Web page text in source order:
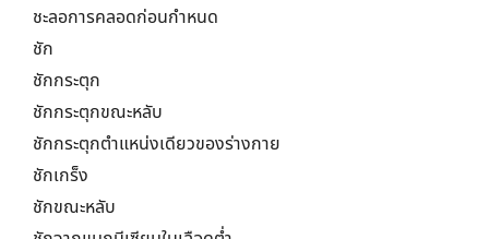
ชะลอการคลอดก่อนกำหนด
ชัก
ชักกระตุก
ชักกระตุกขณะหลับ
ชักกระตุกตำแหน่งเดียวของร่างกาย
ชักเกร็ง
ชักขณะหลับ